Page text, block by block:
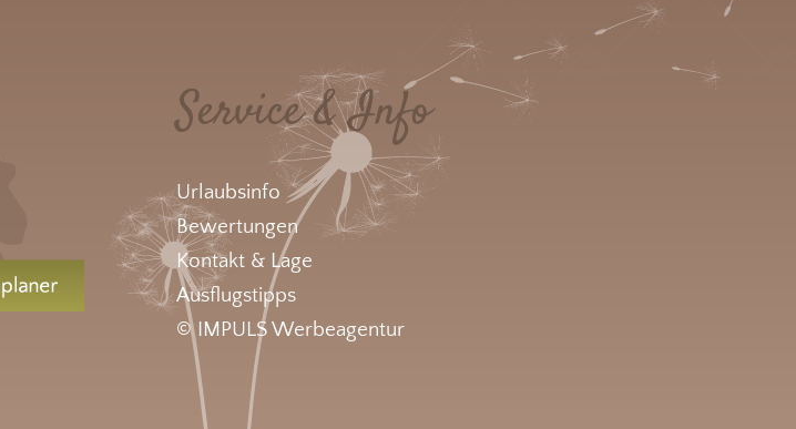
Service & Info
Urlaubsinfo
Bewertungen
Kontakt & Lage
Ausflugstipps
© IMPULS Werbeagentur